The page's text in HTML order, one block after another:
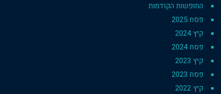
החופשות הקודמות
פסח 2025
קיץ 2024
פסח 2024
קיץ 2023
פסח 2023
קיץ 2022